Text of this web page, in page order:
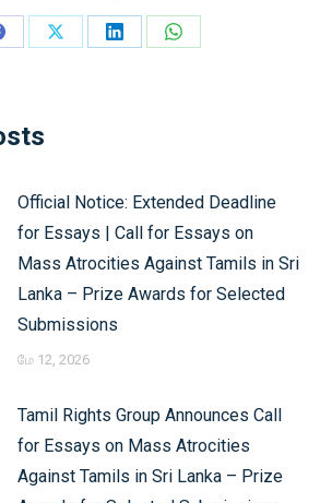
Share
Share
Share
Official Notice: Extended Deadline
for Essays | Call for Essays on
Mass Atrocities Against Tamils in Sri
Lanka – Prize Awards for Selected
Submissions
மே 12, 2026
Tamil Rights Group Announces Call
for Essays on Mass Atrocities
Against Tamils in Sri Lanka – Prize